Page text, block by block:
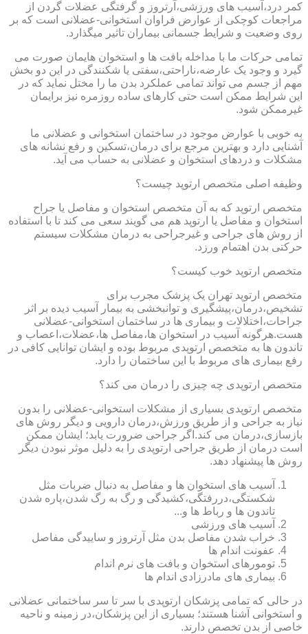
کمر درد،آسیب های ورزشی،آرتروز و گرفتگی عضلات گردن از
مراجعات کوچکی از عوارض فراوان استخوانی-عضلانی است که بر
روی وضعیت و شرایط جسمانی بیماران تاثیر میگذارد.
تمامی حرکات ما با مداخله بافت ها و استخوان هایمان صورت می
گیرد و وجود یک عارضه،ناراحتی،سفتی یا شکنندگی در این دو بخش
مهم از جسم می تواند تمامی عملکرد بدن ما را مختل نماید که در
این شرایط ممکن است حتی کارهای ساده روزمره نیز برایمان
غیرممکن شود.
به خوبی با عوارض موجود در ساختمان استخوانی و عضلانی ما
آشنایی دارد و بهترین مرجع برای درمان،تسکین و رفع نشانه های
مشکلات و دردهای استخوان و عضلانی به حساب می آید.
وظیفه اصلی متخصص ارتوپد چیست؟
متخصص ارتوپد که به آن متخصص استخوان و مفاصل یا جراح
استخوان و مفاصل یا ارتوپد هم می گویند سعی می کند تا با استفاده
از روش های جراحی و غیرجراحی به درمان مشکلات سیستم
حرکتی بدن اهتمام ورزد.
متخصص ارتوپد خوب کیست؟
متخصص ارتوپد تهران یک پزشک مجرب برای
تشخیص،درمان،پیشگیری و توانبخشی به بیمار آسیب دیده بر اثر
جراحات،اختلالات و بیماری ها در ساختمان استخوانی-عضلانی
هست.هرگونه آسیب در استخوان ها،مفاصل ها،عضلات،اعصاب و
تاندون ها به متخصص ارتوپدی مربوط بوده و ایشان توانایی کافی در
رفع بیماری های مربوط با این ساختمان را دارد.
متخصص ارتوپدی چه چیزی را درمان می کند؟
متخصص ارتوپدی بسیاری از مشکلات استخوانی-عضلانی را بدون
نیاز به جراحی و از طریق ورزش،درمان دارویی و دیگر روش های
بازسازی،درمان می کند.اگر جراحی ضرورت یابد؛ ایشان ممکن
است درمان از طریق جراحی ارتوپدی را به دلیل موثر نبودن دیگر
روش ها پیشنهاد دهد.
آسیب های استخوان ها و مفاصل به دنبال ضربات مثل
شکستگی،دررفتگی،کشیدگی و رگ به رگ شدن،پاره شدن
تاندون ها و رباط ها و...
آسیب های ورزشی
خراب شدن مفاصل بدن مثل آرتروز و ساییدگی مفاصل
عفونت اندام ها
تومورهای استخوان و بافت های نرم اندام
بیماری های مادرزادی اندام ها
در حالی که تمامی پزشکان ارتوپدی با سر تا سر ساختمانی عضلانی
و استخوانی آشنا هستند؛ بسیاری از این پزشکان،در زمینه و ناحیه
خاصی از بدن تخصص دارند.